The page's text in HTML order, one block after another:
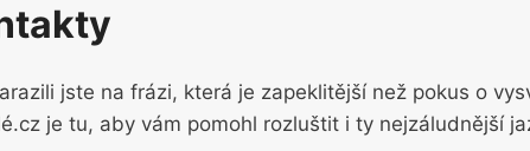
jste na frázi, která je zapeklitější než pokus o
je tu, aby vám pomohl rozluštit i ty nejzáludnější